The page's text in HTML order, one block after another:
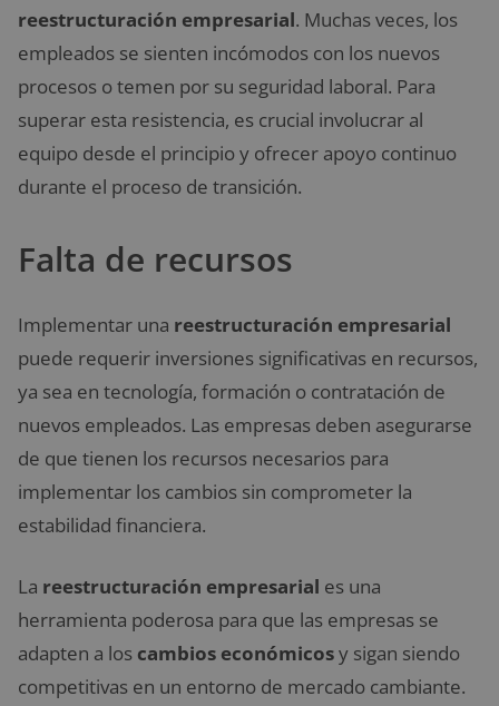
reestructuración empresarial. Muchas veces, los
empleados se sienten incómodos con los nuevos
procesos o temen por su seguridad laboral. Para
superar esta resistencia, es crucial involucrar al
equipo desde el principio y ofrecer apoyo continuo
durante el proceso de transición.
Falta de recursos
Implementar una reestructuración empresarial
puede requerir inversiones significativas en recursos,
ya sea en tecnología, formación o contratación de
nuevos empleados. Las empresas deben asegurarse
de que tienen los recursos necesarios para
implementar los cambios sin comprometer la
estabilidad financiera.
La reestructuración empresarial es una
herramienta poderosa para que las empresas se
adapten a los cambios económicosy sigan siendo
competitivas en un entorno de mercado cambiante.